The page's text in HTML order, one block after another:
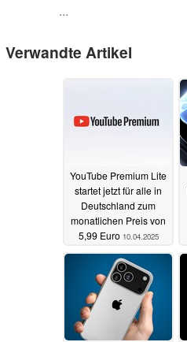
...
Verwandte Artikel
YouTube Premium Lite
startet jetzt für alle in
Deutschland zum
monatlichen Preis von
5,99 Euro 10.04.2025